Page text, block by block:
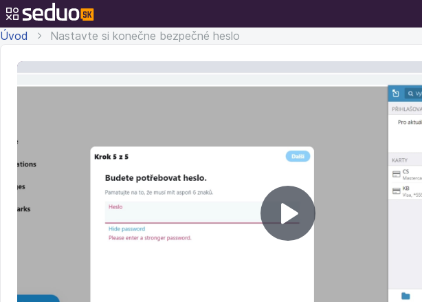
Úvod Nastavte si konečne bezpečné heslo
Prehrať